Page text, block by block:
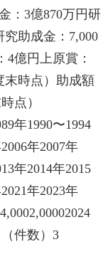
：3億870万円研
助成金：7,000
億円上原賞：
末時点）助成額
点）
年1990〜1994
年2007年
年2014年2015
年2023年
件数）3